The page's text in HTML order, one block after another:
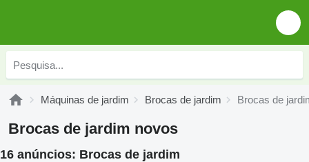
Máquinas de jardim Brocas de jardim Brocas de
Brocas de jardim novos
16 anúncios: Brocas de jardim